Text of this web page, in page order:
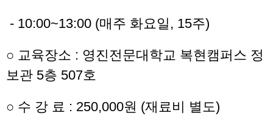
- 10:00~13:00 (매주 화요일, 15주)
○ 교육장소 : 영진전문대학교 복현캠퍼스 정
보관 5층 507호
○ 수 강 료 : 250,000원 (재료비 별도)